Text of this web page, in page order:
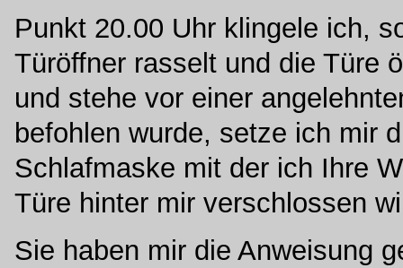
Punkt 20.00 Uhr klingele ich,
Türöffner rasselt und die Türe
und stehe vor einer
befohlen wurde, setze ich mir
Schlafmaske mit der ich Ihre
Türe hinter mir verschlossen
Sie haben mir die Anweisung